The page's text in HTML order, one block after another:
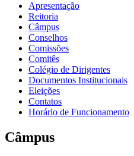
Apresentação
Reitoria
Câmpus
Conselhos
Comissões
Comitês
Colégio de Dirigentes
Documentos Institucionais
Eleições
Contatos
Horário de Funcionamento
Câmpus